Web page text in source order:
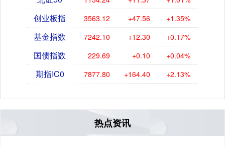
创业板指 3563.12 +47.56 +1.35%
基金指数 7242.10 +12.30 +0.17%
国债指数 229.69 +0.10 +0.04%
期指IC0 7877.80 +164.40 +2.13%
热点资讯